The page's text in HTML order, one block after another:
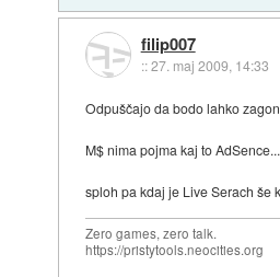
filip007
::27. maj 2009, 14:33
Odpuščajo da bodo lahko
M$ nima pojma kaj to AdSence...
sploh pa kdaj je Live Serach še
Zero games, zero talk.
https://pristytools.neocities.org